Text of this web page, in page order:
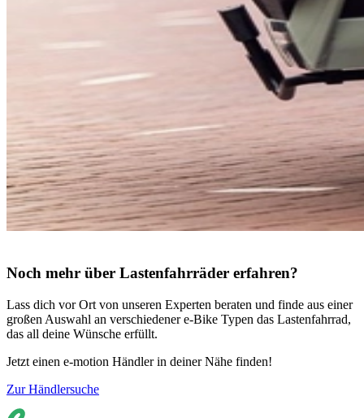
Noch mehr über Lastenfahrräder erfahren?
Lass dich vor Ort von unseren Experten beraten und finde aus einer
großen Auswahl an verschiedener e-Bike Typen das Lastenfahrrad,
das all deine Wünsche erfüllt.
Jetzt einen e-motion Händler in deiner Nähe finden!
Zur Händlersuche